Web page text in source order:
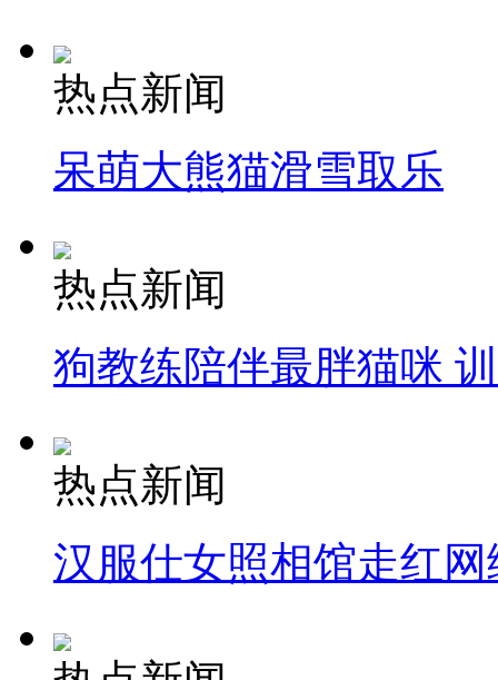
热点新闻
呆萌大熊猫滑雪取乐
热点新闻
狗教练陪伴最胖猫咪
热点新闻
汉服仕女照相馆走红网